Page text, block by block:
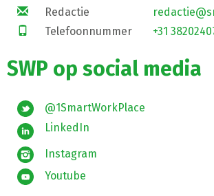
Redactie
Telefoonnummer
+31
SWP op social media
@1SmartWorkPlace
LinkedIn
Instagram
Youtube